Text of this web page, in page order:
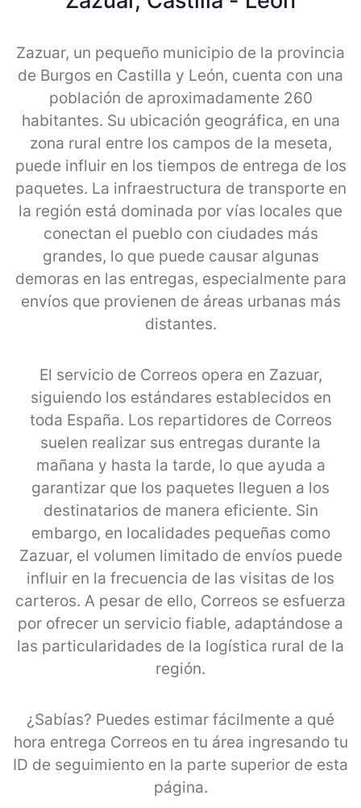
Zazuar, un pequeño municipio de la provincia
de Burgos en Castilla y León, cuenta con una
población de aproximadamente 260
habitantes. Su ubicación geográfica, en una
zona rural entre los campos de la meseta,
puede influir en los tiempos de entrega de los
paquetes. La infraestructura de transporte en
la región está dominada por vías locales que
conectan el pueblo con ciudades más
grandes, lo que puede causar algunas
demoras en las entregas, especialmente para
envíos que provienen de áreas urbanas más
distantes.
El servicio de Correos opera en Zazuar,
siguiendo los estándares establecidos en
toda España. Los repartidores de Correos
suelen realizar sus entregas durante la
mañana y hasta la tarde, lo que ayuda a
garantizar que los paquetes lleguen a los
destinatarios de manera eficiente. Sin
embargo, en localidades pequeñas como
Zazuar, el volumen limitado de envíos puede
influir en la frecuencia de las visitas de los
carteros. A pesar de ello, Correos se esfuerza
por ofrecer un servicio fiable, adaptándose a
las particularidades de la logística rural de la
región.
¿Sabías? Puedes estimar fácilmente a qué
hora entrega Correos en tu área ingresando tu
ID de seguimiento en la parte superior de esta
página.